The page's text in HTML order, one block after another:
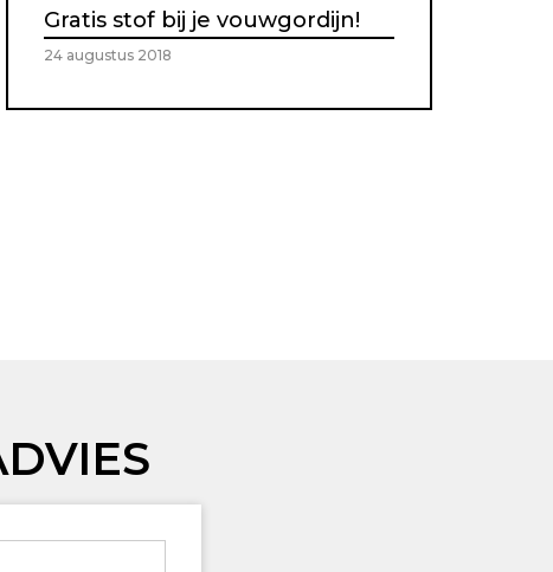
Gratis stof bij je vouwgordijn!
24 augustus 2018